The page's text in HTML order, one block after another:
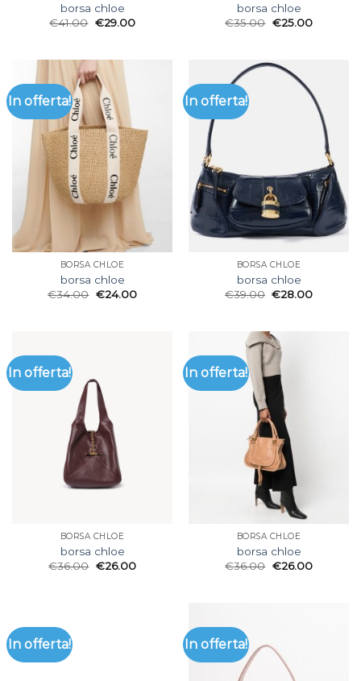
borsa chloe
€41.00 €29.00
borsa chloe
€35.00 €25.00
In offerta!
BORSA CHLOE
borsa chloe
€34.00 €24.00
In offerta!
BORSA CHLOE
borsa chloe
€39.00 €28.00
In offerta!
BORSA CHLOE
borsa chloe
€36.00 €26.00
In offerta!
BORSA CHLOE
borsa chloe
€36.00 €26.00
In offerta! In offerta!